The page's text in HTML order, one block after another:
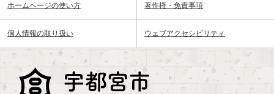
ホームページの使い方 著作権・免責事項
個人情報の取り扱い ウェブアクセシビリティ